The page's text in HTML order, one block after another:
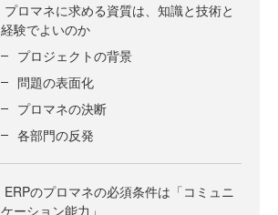
プロマネに求める資質は、知識と技術と
経験でよいのか
プロジェクトの背景
問題の表面化
プロマネの決断
各部門の反発
ERPのプロマネの必須条件は「コミュニ
ケーション能力」